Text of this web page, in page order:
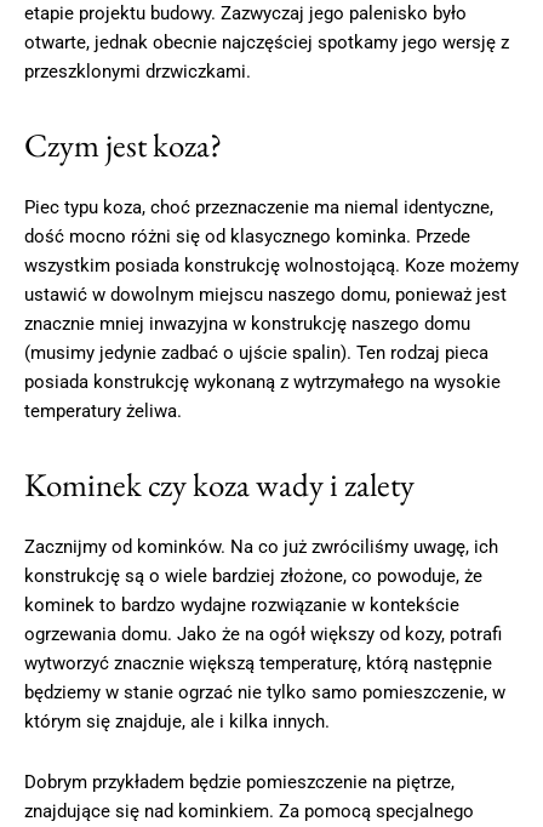
etapie projektu budowy. Zazwyczaj jego palenisko było
otwarte, jednak obecnie najczęściej spotkamy jego wersję z
przeszklonymi drzwiczkami.
Czym jest koza?
Piec typu koza, choć przeznaczenie ma niemal identyczne,
dość mocno różni się od klasycznego kominka. Przede
wszystkim posiada konstrukcję wolnostojącą. Koze możemy
ustawić w dowolnym miejscu naszego domu, ponieważ jest
znacznie mniej inwazyjna w konstrukcję naszego domu
(musimy jedynie zadbać o ujście spalin). Ten rodzaj pieca
posiada konstrukcję wykonaną z wytrzymałego na wysokie
temperatury żeliwa.
Kominek czy koza wady i zalety
Zacznijmy od kominków. Na co już zwróciliśmy uwagę, ich
konstrukcję są o wiele bardziej złożone, co powoduje, że
kominek to bardzo wydajne rozwiązanie w kontekście
ogrzewania domu. Jako że na ogół większy od kozy, potrafi
wytworzyć znacznie większą temperaturę, którą następnie
będziemy w stanie ogrzać nie tylko samo pomieszczenie, w
którym się znajduje, ale i kilka innych.
Dobrym przykładem będzie pomieszczenie na piętrze,
znajdujące się nad kominkiem. Za pomocą specjalnego